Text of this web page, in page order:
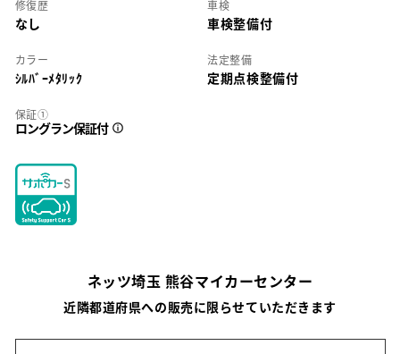
修復歴
なし
車検
車検整備付
カラー
ｼﾙﾊﾞｰﾒﾀﾘｯｸ
法定整備
定期点検整備付
保証①
ロングラン保証付
ネッツ埼玉 熊谷マイカーセンター
近隣都道府県への販売に限らせていただきます